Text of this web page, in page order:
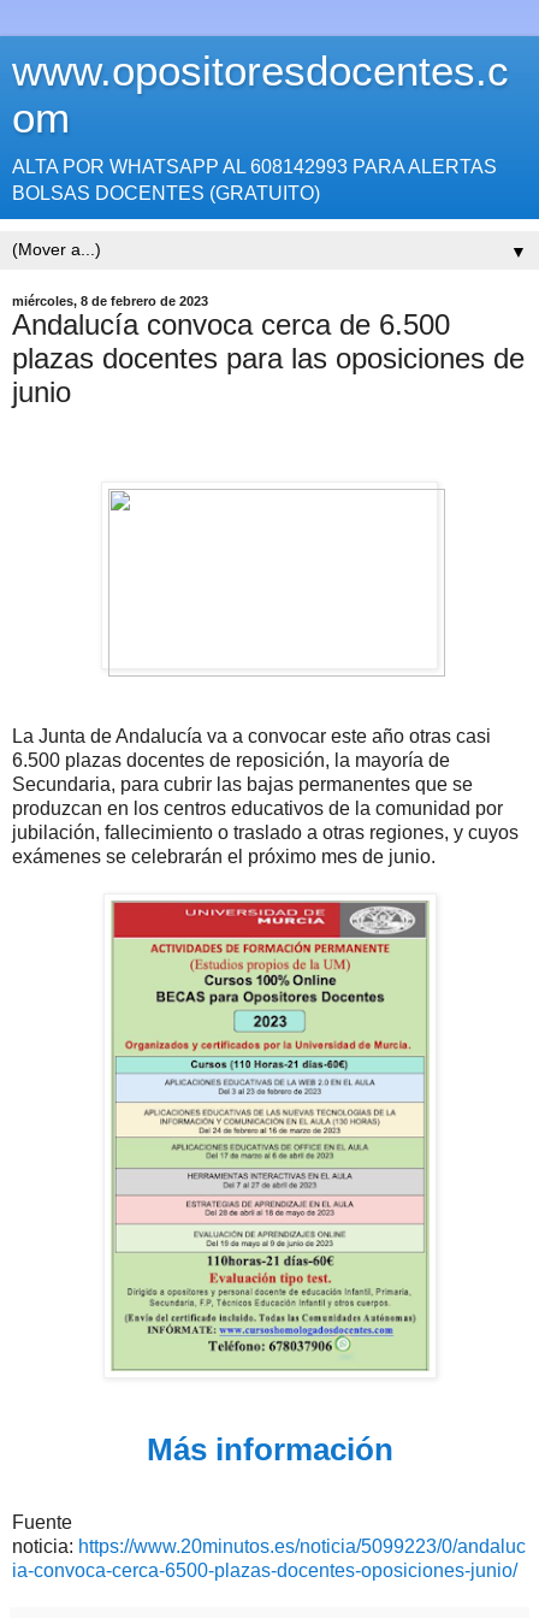
www.opositoresdocentes.c
om
ALTA POR WHATSAPP AL 608142993 PARA ALERTAS
BOLSAS DOCENTES (GRATUITO)
▼
miércoles, 8 de febrero de 2023
Andalucía convoca cerca de 6.500
plazas docentes para las oposiciones de
junio
La Junta de Andalucía va a convocar este año otras casi
6.500 plazas docentes de reposición, la mayoría de
Secundaria, para cubrir las bajas permanentes que se
produzcan en los centros educativos de la comunidad por
jubilación, fallecimiento o traslado a otras regiones, y cuyos
exámenes se celebrarán el próximo mes de junio.
Más información
Fuente
noticia: https://www.20minutos.es/noticia/5099223/0/andaluc
ia-convoca-cerca-6500-plazas-docentes-oposiciones-junio/